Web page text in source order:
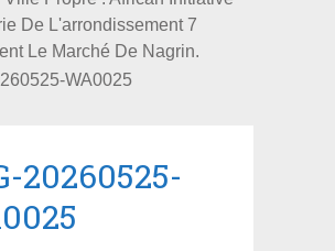
De L'arrondissement 7
Le Marché De Nagrin.
WA0025
20260525-